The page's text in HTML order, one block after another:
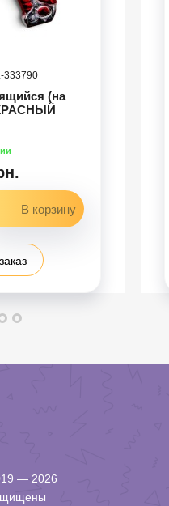
333790
(на
— 2026